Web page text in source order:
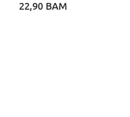
GLOW
22,90 BAM